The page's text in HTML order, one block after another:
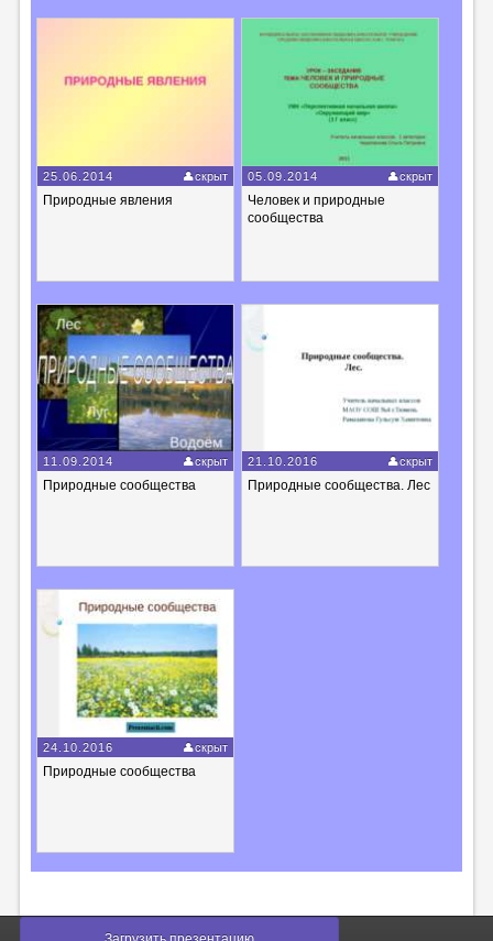
25.06.2014 скрыт
Природные явления
05.09.2014 скрыт
Человек и природные
сообщества
11.09.2014 скрыт
Природные сообщества
21.10.2016 скрыт
Природные сообщества. Лес
24.10.2016 скрыт
Природные сообщества